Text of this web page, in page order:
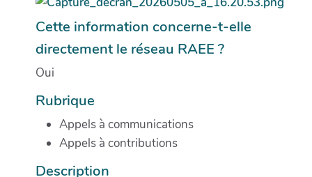
Cette information concerne-t-elle
directement le réseau RAEE ?
Oui
Rubrique
Appels à communications
Appels à contributions
Description